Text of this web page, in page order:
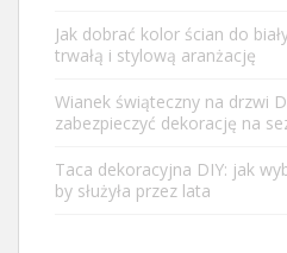
Jak dobrać kolor ścian do
trwałą i stylową aranżację
Wianek świąteczny na drzwi
zabezpieczyć dekorację na
Taca dekoracyjna DIY: jak
by służyła przez lata